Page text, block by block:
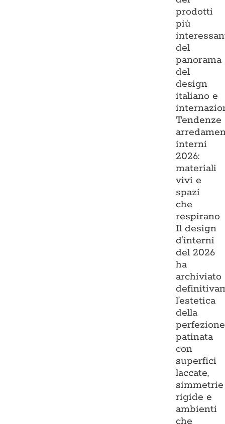
prodotti
più
del
panorama
del
design
italiano e
Tendenze
interni
2026:
materiali
vivi e
spazi
che
respirano
Il design
d’interni
del 2026
ha
archiviato
l’estetica
della
perfezione
patinata
con
superfici
laccate,
simmetrie
rigide e
ambienti
che